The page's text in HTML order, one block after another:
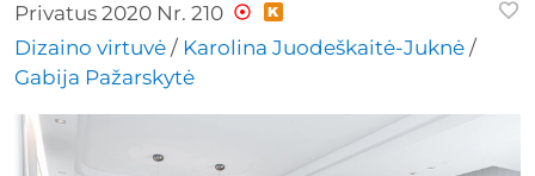
Privatus 2020 Nr. 210
Dizaino virtuvė / Karolina Juodeškaitė-Juknė /
Gabija Pažarskytė